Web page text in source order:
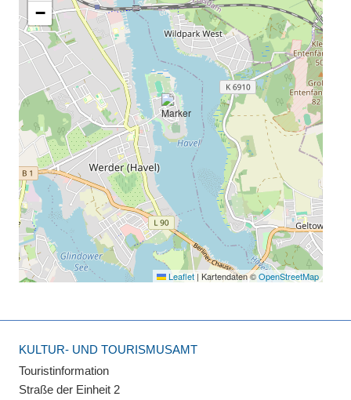
−
Leaflet| Kartendaten ©OpenStreetMap
KULTUR- UND TOURISMUSAMT
Touristinformation
Straße der Einheit 2